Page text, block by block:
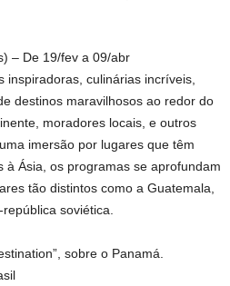
– De 19/fev a 09/abr
inspiradoras, culinárias incríveis,
destinos maravilhosos ao redor do
moradores locais, e outros
imersão por lugares que têm
à Ásia, os programas se aprofundam
tão distintos como a Guatemala,
soviética.
sobre o Panamá.